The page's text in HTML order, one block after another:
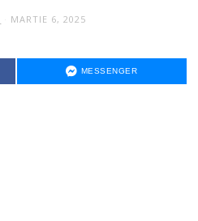
MARTIE 6, 2025
MESSENGER